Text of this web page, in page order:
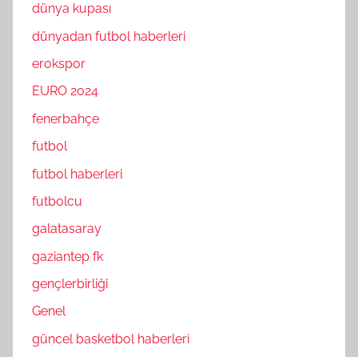
dünya kupası
dünyadan futbol haberleri
erokspor
EURO 2024
fenerbahçe
futbol
futbol haberleri
futbolcu
galatasaray
gaziantep fk
gençlerbirliği
Genel
güncel basketbol haberleri